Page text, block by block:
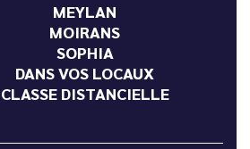
MEYLAN
MOIRANS
SOPHIA
DANS VOS LOCAUX
CLASSE DISTANCIELLE